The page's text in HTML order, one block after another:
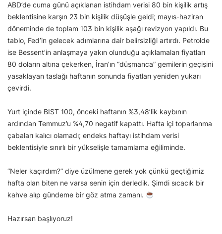
ABD’de cuma günü açıklanan istihdam verisi 80 bin kişilik artış
beklentisine karşın 23 bin kişilik düşüşle geldi; mayıs-haziran
döneminde de toplam 103 bin kişilik aşağı revizyon yapıldı. Bu
tablo, Fed’in gelecek adımlarına dair belirsizliği artırdı. Petrolde
ise Bessent’in anlaşmaya yakın olunduğu açıklamaları fiyatları
80 doların altına çekerken, İran’ın “düşmanca” gemilerin geçişini
yasaklayan taslağı haftanın sonunda fiyatları yeniden yukarı
çevirdi.
Yurt içinde BIST 100, önceki haftanın %3,48’lik kaybının
ardından Temmuz’u %4,70 negatif kapattı. Hafta içi toparlanma
çabaları kalıcı olamadı; endeks haftayı istihdam verisi
beklentisiyle sınırlı bir yükselişle tamamlama eğiliminde.
“Neler kaçırdım?” diye üzülmene gerek yok çünkü geçtiğimiz
hafta olan biten ne varsa senin için derledik. Şimdi sıcacık bir
kahve alıp gündeme bir göz atma zamanı.
Hazırsan başlıyoruz!